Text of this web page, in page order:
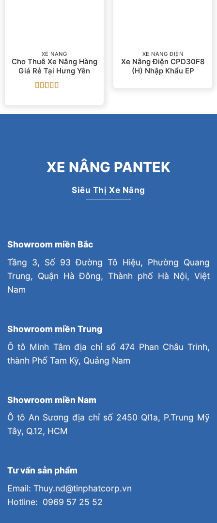
XE NÂNG
Cho Thuê Xe Nâng Hàng
Giá Rẻ Tại Hưng Yên
XE NÂNG ĐIỆN
Xe Nâng Điện CPD30F8
(H) Nhập Khẩu EP
XE NÂNG PANTEK
Siêu Thị Xe Nâng
Showroom miền Bắc
Tầng 3, Số 93 Đường Tô Hiệu, Phường Quang
Trung, Quận Hà Đông, Thành phố Hà Nội, Việt
Nam
Showroom miền Trung
Ô tô Minh Tâm địa chỉ số 474 Phan Châu Trinh,
thành Phố Tam Kỳ, Quảng Nam
Showroom miền Nam
Ô tô An Sương địa chỉ số 2450 Ql1a, P.Trung Mỹ
Tây, Q.12, HCM
Tư vấn sản phẩm
Email: Thuy.nd@tinphatcorp.vn
Hotline: 0969 57 25 52